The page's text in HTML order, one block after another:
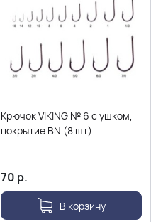
Крючок VIKING № 6 с ушком,
покрытие BN (8 шт)
70 р.
В корзину